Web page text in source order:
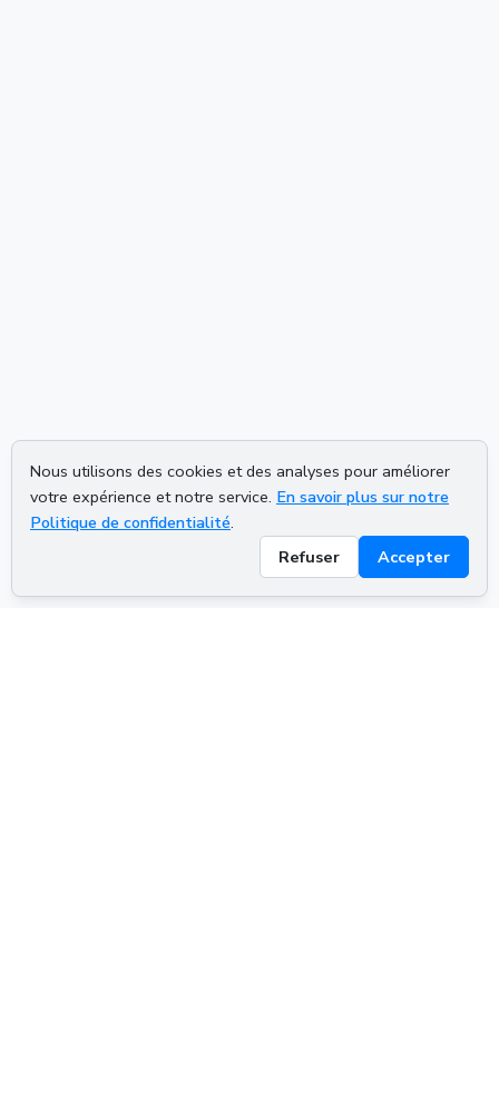
Nous utilisons des cookies et des analyses pour améliorer
votre expérience et notre service. En savoir plus sur notre
Politique de confidentialité.
Refuser
Accepter